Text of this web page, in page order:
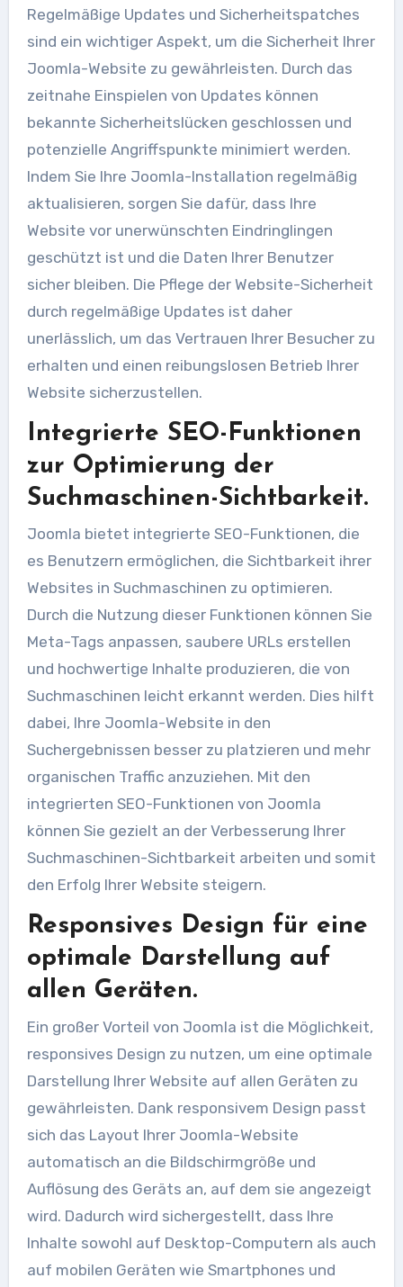
Regelmäßige Updates und Sicherheitspatches
sind ein wichtiger Aspekt, um die Sicherheit Ihrer
Joomla-Website zu gewährleisten. Durch das
zeitnahe Einspielen von Updates können
bekannte Sicherheitslücken geschlossen und
potenzielle Angriffspunkte minimiert werden.
Indem Sie Ihre Joomla-Installation regelmäßig
aktualisieren, sorgen Sie dafür, dass Ihre
Website vor unerwünschten Eindringlingen
geschützt ist und die Daten Ihrer Benutzer
sicher bleiben. Die Pflege der Website-Sicherheit
durch regelmäßige Updates ist daher
unerlässlich, um das Vertrauen Ihrer Besucher zu
erhalten und einen reibungslosen Betrieb Ihrer
Website sicherzustellen.
Integrierte SEO-Funktionen
zur Optimierung der
Suchmaschinen-Sichtbarkeit.
Joomla bietet integrierte SEO-Funktionen, die
es Benutzern ermöglichen, die Sichtbarkeit ihrer
Websites in Suchmaschinen zu optimieren.
Durch die Nutzung dieser Funktionen können Sie
Meta-Tags anpassen, saubere URLs erstellen
und hochwertige Inhalte produzieren, die von
Suchmaschinen leicht erkannt werden. Dies hilft
dabei, Ihre Joomla-Website in den
Suchergebnissen besser zu platzieren und mehr
organischen Traffic anzuziehen. Mit den
integrierten SEO-Funktionen von Joomla
können Sie gezielt an der Verbesserung Ihrer
Suchmaschinen-Sichtbarkeit arbeiten und somit
den Erfolg Ihrer Website steigern.
Responsives Design für eine
optimale Darstellung auf
allen Geräten.
Ein großer Vorteil von Joomla ist die Möglichkeit,
responsives Design zu nutzen, um eine optimale
Darstellung Ihrer Website auf allen Geräten zu
gewährleisten. Dank responsivem Design passt
sich das Layout Ihrer Joomla-Website
automatisch an die Bildschirmgröße und
Auflösung des Geräts an, auf dem sie angezeigt
wird. Dadurch wird sichergestellt, dass Ihre
Inhalte sowohl auf Desktop-Computern als auch
auf mobilen Geräten wie Smartphones und